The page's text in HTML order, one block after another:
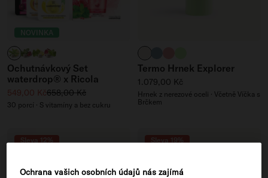
NOVINKA
Verbena Citrus
Raspberry Melissa
Lemon Mint
Pomegranate Mint
Ochutnávkový Set
waterdrop® x Ricola
Zvýhodněná cena
549,00 KčBěžná cena
658,00 Kč
30 porcí · S vitamíny a bez cukru
Termo Hrnek Explorer
Běžná cena
1.079,00 Kč
Hrnek z nerezové oceli · Včetně Víčka s
Brčkem
Sleva 12% Sleva 19%
Ochrana vašich osobních údajů nás zajímá